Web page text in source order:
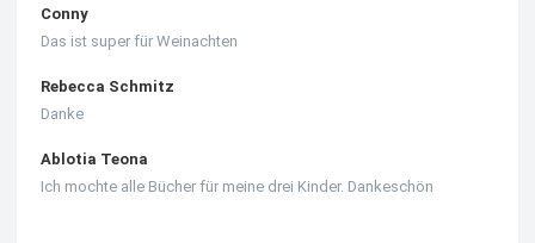
Conny
Das ist super für Weinachten
Rebecca Schmitz
Danke
Ablotia Teona
Ich mochte alle Bücher für meine drei Kinder. Dankeschön